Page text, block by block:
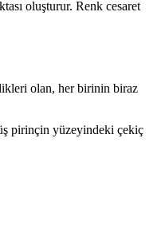
oluşturur. Renk cesaret
olan, her birinin biraz
pirinçin yüzeyindeki çekiç